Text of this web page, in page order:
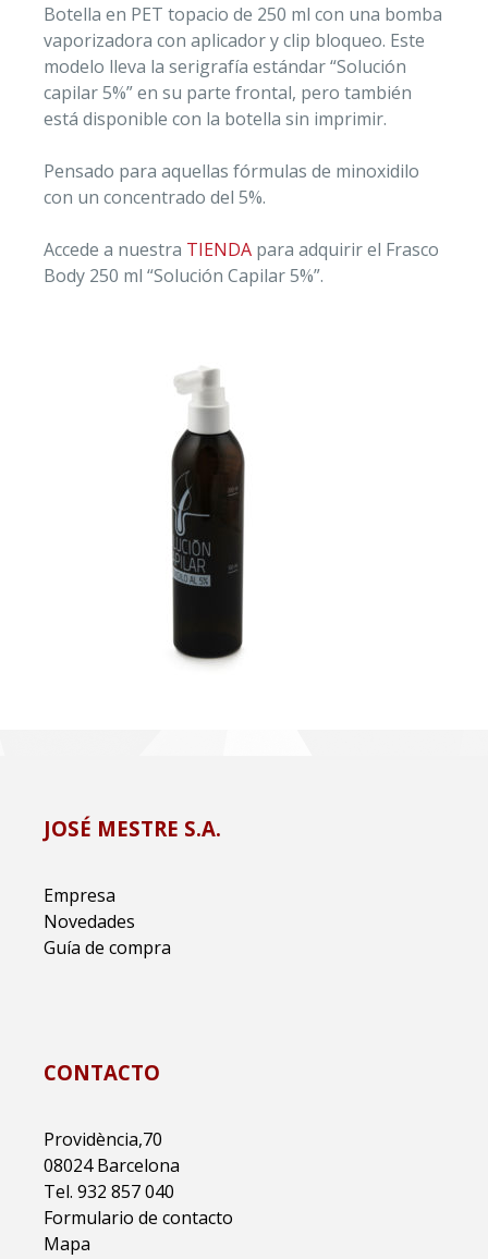
Botella en PET topacio de 250 ml con una bomba
vaporizadora con aplicador y clip bloqueo. Este
modelo lleva la serigrafía estándar “Solución
capilar 5%” en su parte frontal, pero también
está disponible con la botella sin imprimir.
Pensado para aquellas fórmulas de minoxidilo
con un concentrado del 5%.
Accede a nuestra TIENDA para adquirir el Frasco
Body 250 ml “Solución Capilar 5%”.
JOSÉ MESTRE S.A.
Empresa
Novedades
Guía de compra
CONTACTO
Providència,70
08024 Barcelona
Tel. 932 857 040
Formulario de contacto
Mapa